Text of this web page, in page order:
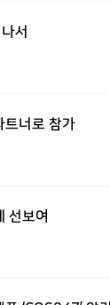
서
너로 참가
선보여